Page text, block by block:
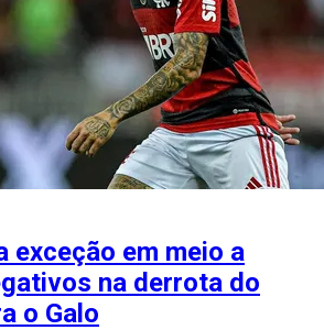
exceção em meio a
na derrota do
o Galo